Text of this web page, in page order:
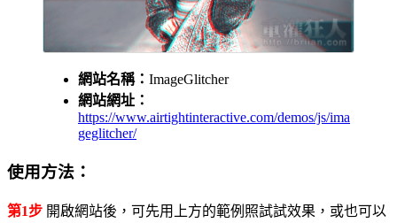
網站名稱： ImageGlitcher
網站網址：
https://www.airtightinteractive.com/demos/js/ima
geglitcher/
使用方法：
第1步 開啟網站後，可先用上方的範例照試試效果，或也可以